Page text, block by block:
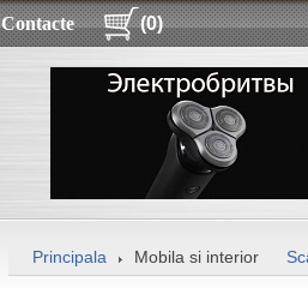
Contacte (0)
Principala Mobila si interior